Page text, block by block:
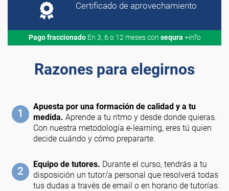
Certificado de aprovechamiento
Pago fraccionadoEn 3, 6 o 12 meses con sequra +info
Razones para elegirnos
1
Apuesta por una formación de calidad y a tu
medida. Aprende a tu ritmo y desde donde quieras.
Con nuestra metodología e-learning, eres tú quien
decide cuándo y cómo prepararte.
2
Equipo de tutores. Durante el curso, tendrás a tu
disposición un tutor/a personal que resolverá todas
tus dudas a través de email o en horario de tutorías.